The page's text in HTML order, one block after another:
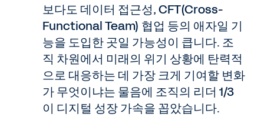
보다도 데이터 접근성, CFT(Cross-
Functional Team) 협업 등의 애자일 기
능을 도입한 곳일 가능성이 큽니다. 조
직 차원에서 미래의 위기 상황에 탄력적
으로 대응하는 데 가장 크게 기여할 변화
가 무엇이냐는 물음에 조직의 리더 1/3
이 디지털 성장 가속을 꼽았습니다.